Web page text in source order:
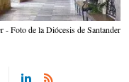
- Foto de la Diócesis de Santander